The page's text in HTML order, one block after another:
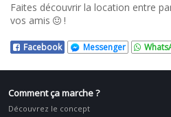
Faites découvrir la location entre
vos amis
!
Facebook Messenger
Comment ça marche ?
Découvrez le concept